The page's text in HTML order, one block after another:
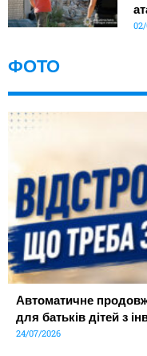
ФОТО
Автоматичне
для батьків дітей з
24/07/2026